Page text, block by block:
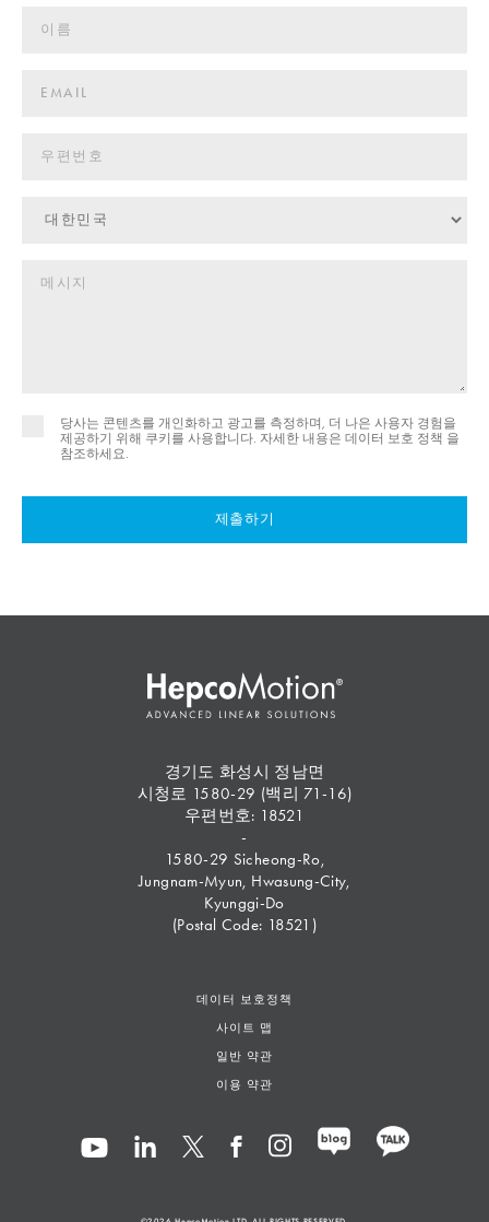
당사는 콘텐츠를 개인화하고 광고를 측정하며, 더 나은 사용자 경험을
제공하기 위해 쿠키를 사용합니다. 자세한 내용은 데이터 보호 정책 을
참조하세요.
제출하기
경기도 화성시 정남면
시청로 1580-29 (백리 71-16)
우편번호: 18521
-
1580-29 Sicheong-Ro,
Jungnam-Myun, Hwasung-City,
Kyunggi-Do
(Postal Code: 18521)
데이터 보호정책
사이트 맵
일반 약관
이용 약관